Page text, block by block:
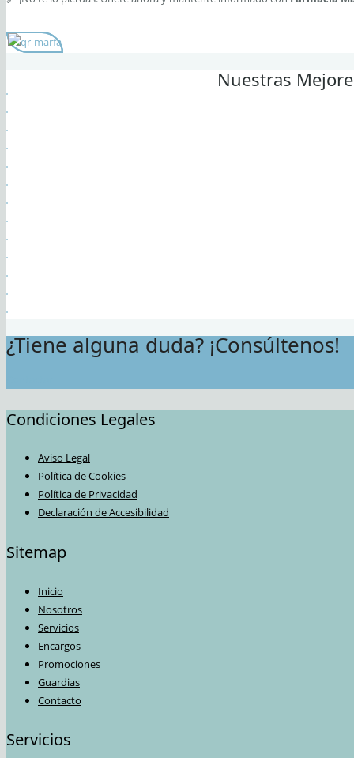
Nuestras
¿Tiene alguna duda? ¡Consúltenos!
Condiciones Legales
Aviso Legal
Política de Cookies
Política de Privacidad
Declaración de Accesibilidad
Sitemap
Inicio
Nosotros
Servicios
Encargos
Promociones
Guardias
Contacto
Servicios